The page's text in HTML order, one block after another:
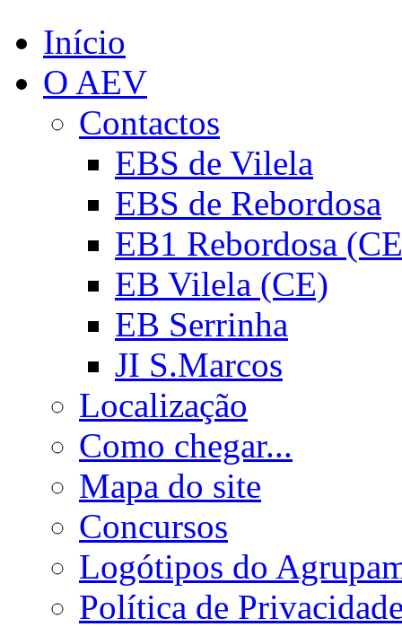
Início
O AEV
Contactos
EBS de Vilela
EBS de Rebordosa
EB1 Rebordosa
EB Vilela (CE)
EB Serrinha
JI S.Marcos
Localização
Como chegar...
Mapa do site
Concursos
Logótipos do
Política de